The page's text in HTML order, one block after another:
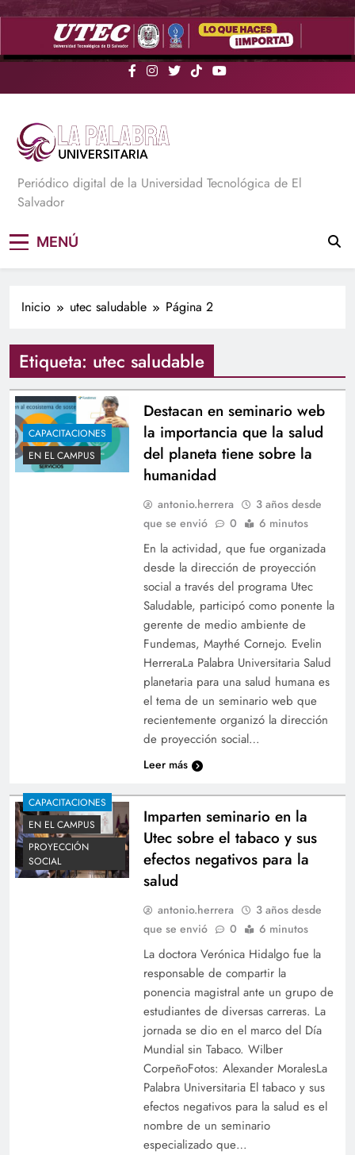
Saltar
La Palabra Universitaria
Periódico digital de la Universidad Tecnológica de El
Salvador
MENÚ
Inicio utec saludable Página 2
Etiqueta: utec saludable
CAPACITACIONES
EN EL CAMPUS
Destacan en seminario web
la importancia que la salud
del planeta tiene sobre la
humanidad
antonio.herrera
3 años desde
que se envió
0 6 minutos
En la actividad, que fue organizada
desde la dirección de proyección
social a través del programa Utec
Saludable, participó como ponente la
gerente de medio ambiente de
Fundemas, Maythé Cornejo. Evelin
HerreraLa Palabra Universitaria Salud
planetaria para una salud humana es
el tema de un seminario web que
recientemente organizó la dirección
de proyección social…
Leer más
CAPACITACIONES
EN EL CAMPUS
PROYECCIÓN
SOCIAL
Imparten seminario en la
Utec sobre el tabaco y sus
efectos negativos para la
salud
antonio.herrera
3 años desde
que se envió
0 6 minutos
La doctora Verónica Hidalgo fue la
responsable de compartir la
ponencia magistral ante un grupo de
estudiantes de diversas carreras. La
jornada se dio en el marco del Día
Mundial sin Tabaco. Wilber
CorpeñoFotos: Alexander MoralesLa
Palabra Universitaria El tabaco y sus
efectos negativos para la salud es el
nombre de un seminario
especializado que…